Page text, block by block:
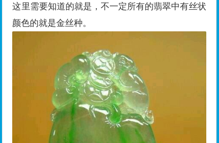
这里需要知道的就是，不一定所有的翡翠中有丝状
颜色的就是金丝种。